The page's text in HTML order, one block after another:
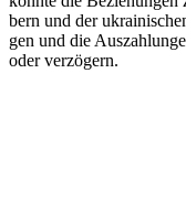
bern und der
gen und die
oder verzögern.